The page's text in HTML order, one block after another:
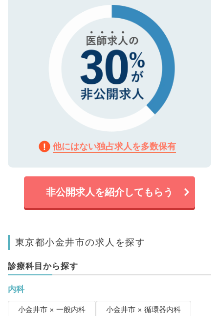
で、機密保持に関してもご安心ください。
他にはない独占求人を多数保有
非公開求人を紹介してもらう
東京都小金井市の求人を探す
診療科目から探す
内科
小金井市 × 一般内科
小金井市 × 循環器内科